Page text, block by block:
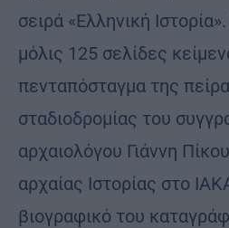
σειρά «Ελληνική
μόλις 125 σελίδες
πενταπόσταγμα της
σταδιοδρομίας του
αρχαιολόγου Γιάννη
αρχαίας Ιστορίας στο
βιογραφικό του